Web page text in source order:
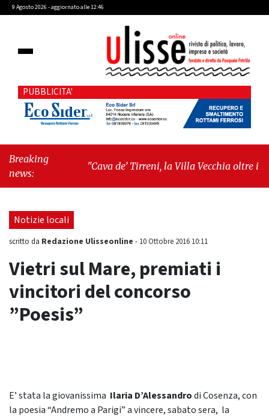
9 Agosto 2026 - aggiornato alle 12:46
PUBBLICITA'
Breaking
news:
"Cava de’ Tirreni, la Villa Vecchia oltre i vandali:
consiliare: “Serve chiarezza!”"
Notizie locali
scritto da Redazione Ulisseonline - 10 Ottobre 2016 10:11
Vietri sul Mare, premiati i
vincitori del concorso
”Poesis”
E’ stata la giovanissima Ilaria D’Alessandrodi Cosenza, con
la poesia “Andremo a Parigi” a vincere, sabato sera, la